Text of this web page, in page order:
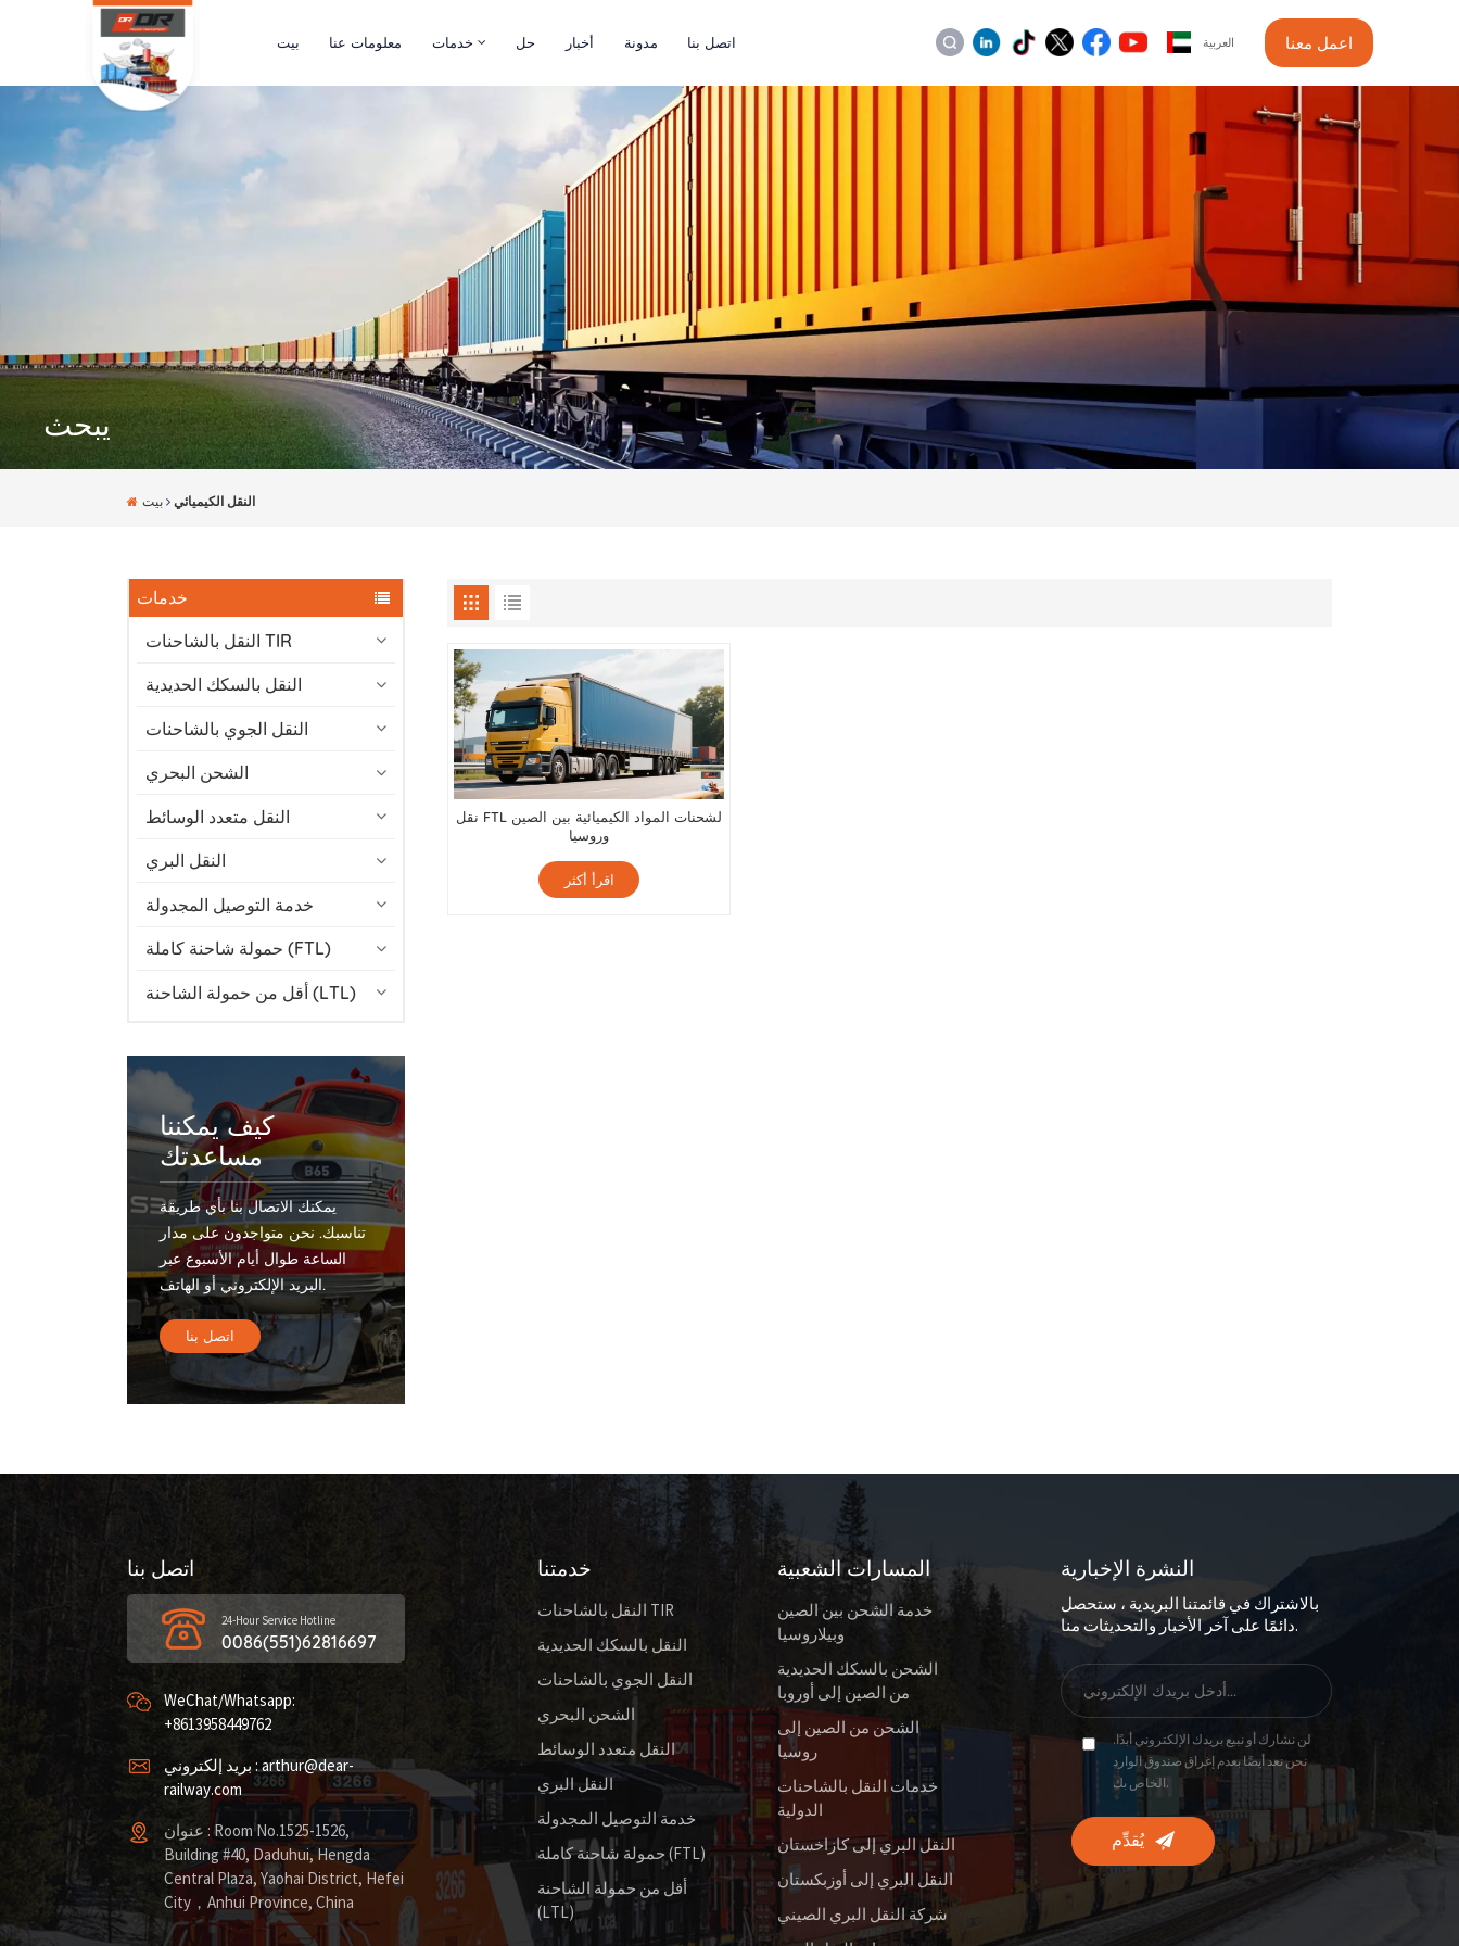
بيت معلومات عنا خدمات حل أخبار مدونة اتصل بنا العربية اعمل معنا
يبحث
بيت النقل الكيميائي
خدمات
النقل بالشاحنات TIR
النقل بالسكك الحديدية
النقل الجوي بالشاحنات
الشحن البحري
النقل متعدد الوسائط
النقل البري
خدمة التوصيل المجدولة
حمولة شاحنة كاملة (FTL)
أقل من حمولة الشاحنة (LTL)
كيف يمكننا
مساعدتك
يمكنك الاتصال بنا بأي طريقة
تناسبك. نحن متواجدون على مدار
الساعة طوال أيام الأسبوع عبر
البريد الإلكتروني أو الهاتف.
اتصل بنا
نقل FTL لشحنات المواد الكيميائية بين الصين
وروسيا
اقرأ أكثر
اتصل بنا
24-Hour Service Hotline
0086(551)62816697
WeChat/Whatsapp:
+8613958449762
بريد إلكتروني : arthur@dear-
railway.com
عنوان : Room No.1525-1526,
Building #40, Daduhui, Hengda
Central Plaza, Yaohai District, Hefei
City，Anhui Province, China
خدمتنا
النقل بالشاحنات TIR
النقل بالسكك الحديدية
النقل الجوي بالشاحنات
الشحن البحري
النقل متعدد الوسائط
النقل البري
خدمة التوصيل المجدولة
حمولة شاحنة كاملة (FTL)
أقل من حمولة الشاحنة
(LTL)
المسارات الشعبية
خدمة الشحن بين الصين
وبيلاروسيا
الشحن بالسكك الحديدية
من الصين إلى أوروبا
الشحن من الصين إلى
روسيا
خدمات النقل بالشاحنات
الدولية
النقل البري إلى كازاخستان
النقل البري إلى أوزبكستان
شركة النقل البري الصيني
النشرة الإخبارية
بالاشتراك في قائمتنا البريدية ، ستحصل
دائمًا على آخر الأخبار والتحديثات منا.
لن نشارك أو نبيع بريدك الإلكتروني أبدًا.
نحن نعد أيضًا بعدم إغراق صندوق الوارد
الخاص بك.
يُقدِّم